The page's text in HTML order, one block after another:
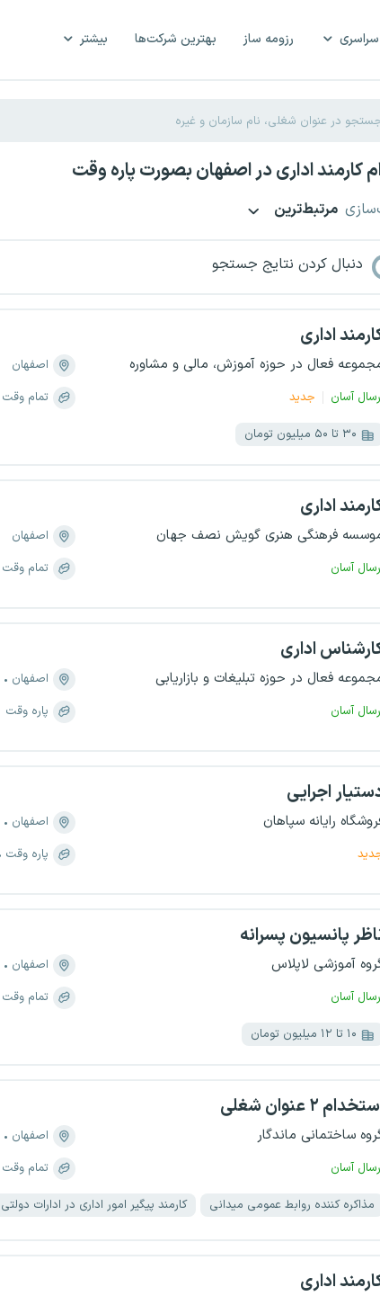
رزومه ساز بهترین شرکت‌ها بیشتر
کارمند اداری در اصفهان بصورت پاره وقت
مرتبط‌ترین
دنبال کردن نتایج جستجو
اداری
فعال در حوزه آموزش، مالی و مشاوره
آسان جدید
اصفهان
تمام وقت
۳۰ تا ۵۰ میلیون تومان
اداری
فرهنگی هنری گویش نصف جهان
آسان
اصفهان
تمام وقت
اداری
فعال در حوزه تبلیغات و بازاریابی
آسان
اصفهان
پاره وقت
اجرایی
رایانه سپاهان اصفهان
پاره وقت
پانسیون پسرانه
آموزشی لاپلاس
آسان
اصفهان
تمام وقت
۱۰ تا ۱۲ میلیون تومان
۲ عنوان شغلی
ساختمانی ماندگار
آسان
اصفهان
تمام وقت
مذاکره کننده روابط عمومی میدانی کارمند پیگیر امور اداری در ادارات دولتی
اداری